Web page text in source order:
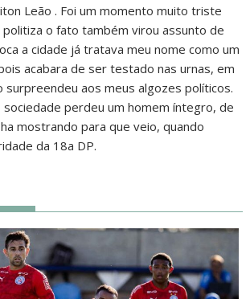
Leão . Foi um momento muito triste
o fato também virou assunto de
a cidade já tratava meu nome como um
acabara de ser testado nas urnas, em
surpreendeu aos meus algozes políticos.
perdeu um homem íntegro, de
mostrando para que veio, quando
da 18a DP.